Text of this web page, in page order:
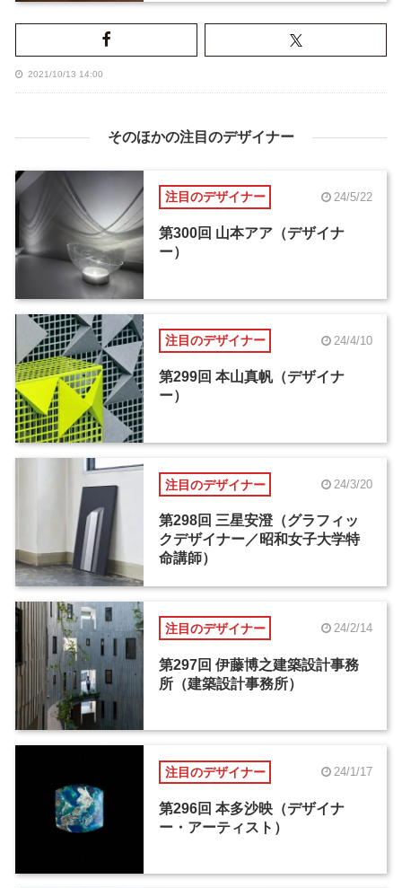
2021/10/13 14:00
そのほかの注目のデザイナー
注目のデザイナー 24/5/22
第300回 山本アア（デザイナ
ー）
注目のデザイナー 24/4/10
第299回 本山真帆（デザイナ
ー）
注目のデザイナー 24/3/20
第298回 三星安澄（グラフィッ
クデザイナー／昭和女子大学特
命講師）
注目のデザイナー 24/2/14
第297回 伊藤博之建築設計事務
所（建築設計事務所）
注目のデザイナー 24/1/17
第296回 本多沙映（デザイナ
ー・アーティスト）